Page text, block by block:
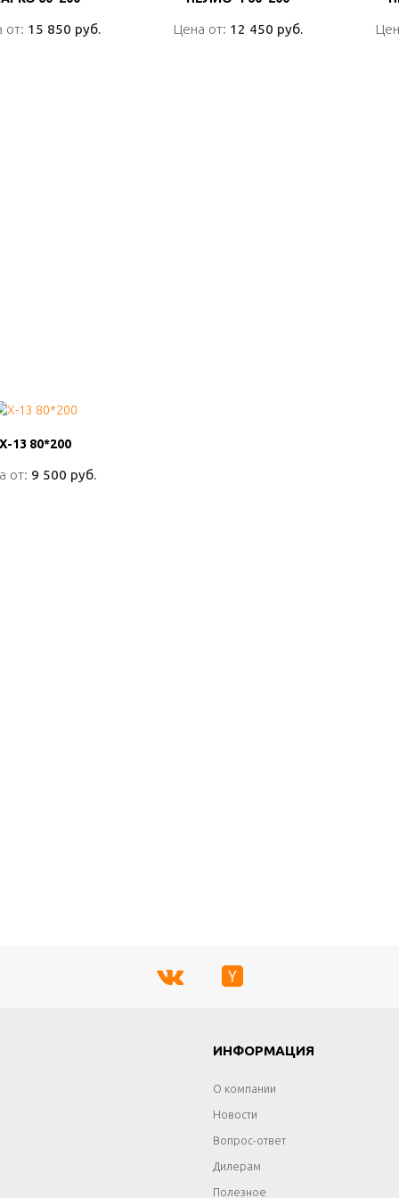
от: 15 850 руб.
от: 15 850 руб. Цена от: 12 450 руб.
Цена от: 12 450 руб.
Х-13 80*200
от: 9 500 руб.
Х-13 80*200
от: 9 500 руб.
ИНФОРМАЦИЯ
О компании
Новости
Вопрос-ответ
Дилерам
Полезное